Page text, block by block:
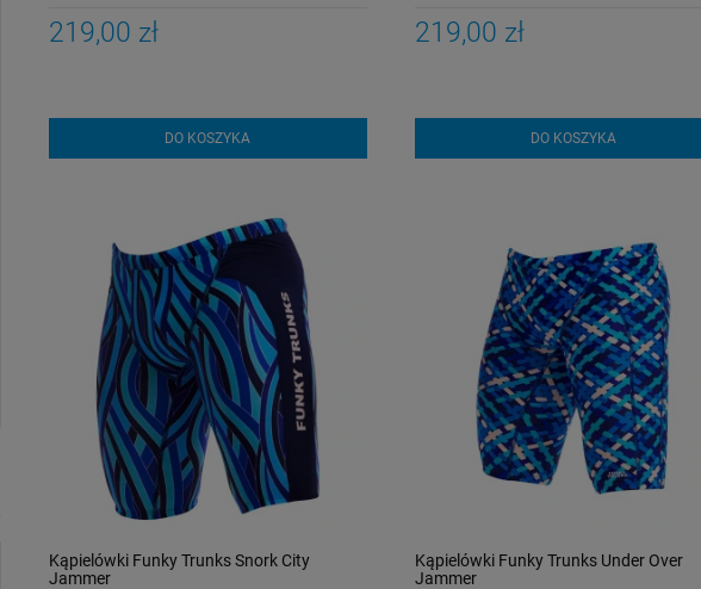
219,00 zł
DO KOSZYKA
219,00 zł
DO KOSZYKA
Kąpielówki Funky Trunks Snork City
Jammer
Kąpielówki Funky Trunks Under Over
Jammer